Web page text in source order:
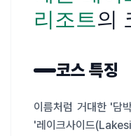
리조트의
코스 특징
이름처럼 거대한 '담
'레이크사이드